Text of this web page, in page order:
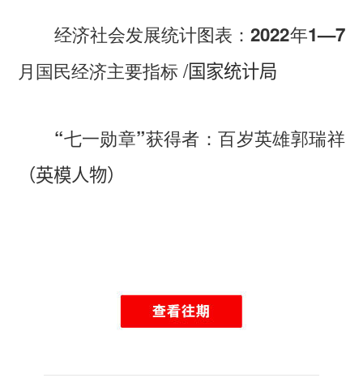
经济社会发展统计图表：2022年1—7
月国民经济主要指标/国家统计局
“七一勋章”获得者：百岁英雄郭瑞祥
（英模人物）